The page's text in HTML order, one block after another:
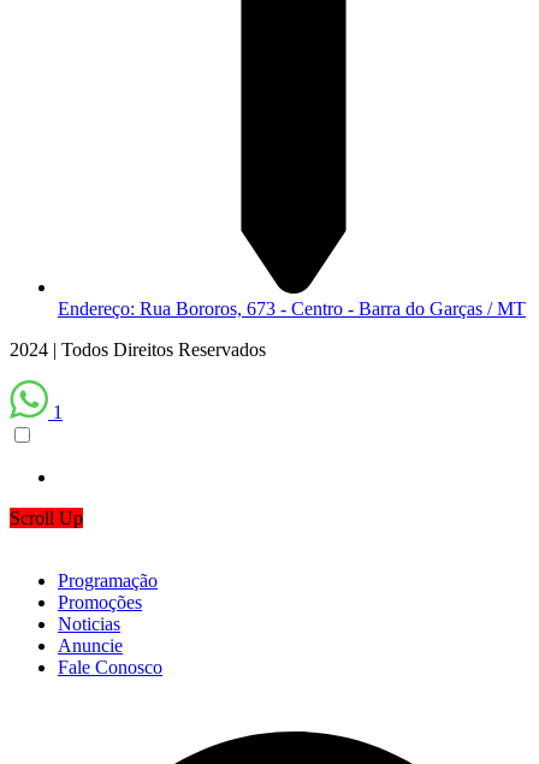
Endereço: Rua Bororos, 673 - Centro - Barra do Garças / MT
2024 | Todos Direitos Reservados
1
Scroll Up
Programação
Promoções
Noticias
Anuncie
Fale Conosco